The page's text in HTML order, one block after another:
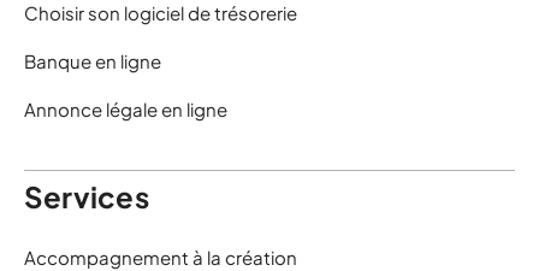
Choisir son logiciel de trésorerie
Banque en ligne
Annonce légale en ligne
Services
Accompagnement à la création